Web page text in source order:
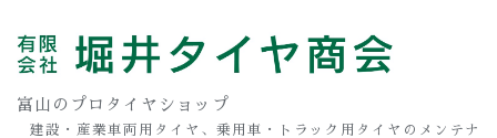
富山のプロタイヤショップ
建設・産業車両用タイヤ、乗用車・トラック用タイヤのメンテナ